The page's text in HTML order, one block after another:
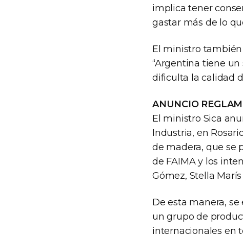
implica tener
gastar más de lo
El ministro
“Argentina tiene
dificulta la calidad
ANUNCIO
El ministro Sica
Industria, en
de madera, que se
de FAIMA y los
Gómez, Stella
De esta manera,
un grupo de
internacionales en